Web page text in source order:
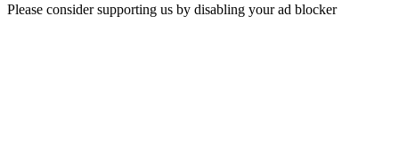
Please consider supporting us by disabling your ad blocker